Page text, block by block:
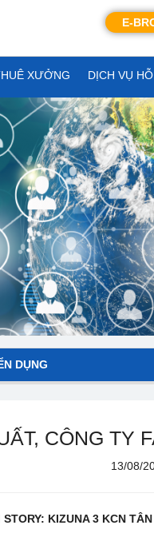
E-
XƯỞNG DỊCH VỤ
DỤNG
CÔNG TY
13/08/
KIZUNA 3 KCN